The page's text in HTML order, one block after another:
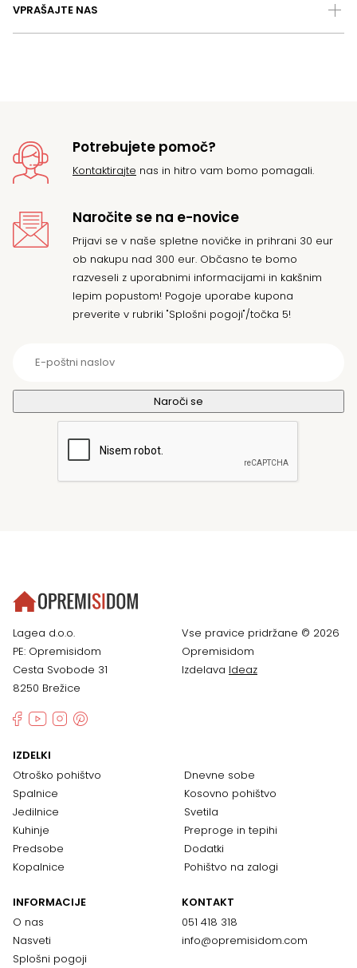
VPRAŠAJTE NAS
Potrebujete pomoč?
Kontaktirajte nas in hitro vam bomo pomagali.
Naročite se na e-novice
Prijavi se v naše spletne novičke in prihrani 30 eur
ob nakupu nad 300 eur. Občasno te bomo
razveseli z uporabnimi informacijami in kakšnim
lepim popustom! Pogoje uporabe kupona
preverite v rubriki "Splošni pogoji"/točka 5!
Lagea d.o.o.
PE: Opremisidom
Cesta Svobode 31
8250 Brežice
Vse pravice pridržane © 2026
Opremisidom
Izdelava Ideaz
IZDELKI
Otroško pohištvo
Spalnice
Jedilnice
Kuhinje
Predsobe
Kopalnice
Dnevne sobe
Kosovno pohištvo
Svetila
Preproge in tepihi
Dodatki
Pohištvo na zalogi
INFORMACIJE
O nas
Nasveti
Splošni pogoji
KONTAKT
051 418 318
info@opremisidom.com